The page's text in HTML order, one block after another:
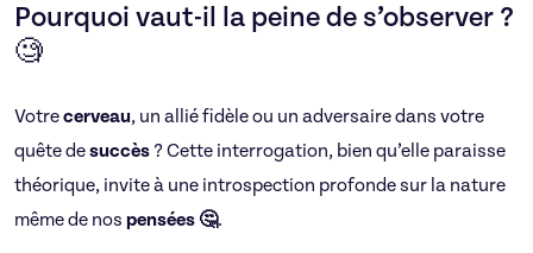
Pourquoi vaut-il la peine de s’observer ?
🧐
Votrecerveau, un allié fidèle ou un adversaire dans votre
quête desuccès ? Cette interrogation, bien qu’elle paraisse
théorique, invite à une introspection profonde sur la nature
même de nos pensées 🤔.